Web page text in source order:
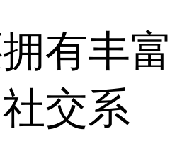
有丰富
交系